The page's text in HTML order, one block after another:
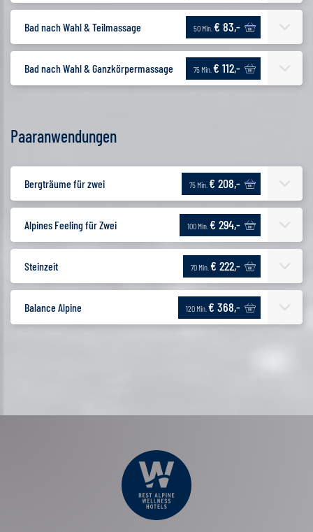
Bad nach Wahl & Teilmassage 50 Min. € 83,-
Bad nach Wahl & Ganzkörpermassage 75 Min. € 112,-
Paaranwendungen
Bergträume für zwei 75 Min. € 208,-
Alpines Feeling für Zwei 100 Min. € 294,-
Steinzeit 70 Min. € 222,-
Balance Alpine 120 Min. € 368,-